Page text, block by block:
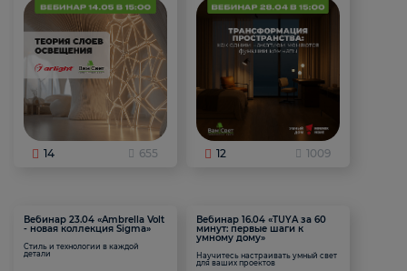
14 655 12 1009
Вебинар 23.04 «Ambrella Volt
- новая коллекция Sigma»
Стиль и технологии в каждой
детали
Вебинар 16.04 «TUYA за 60
минут: первые шаги к
умному дому»
Научитесь настраивать умный свет
для ваших проектов